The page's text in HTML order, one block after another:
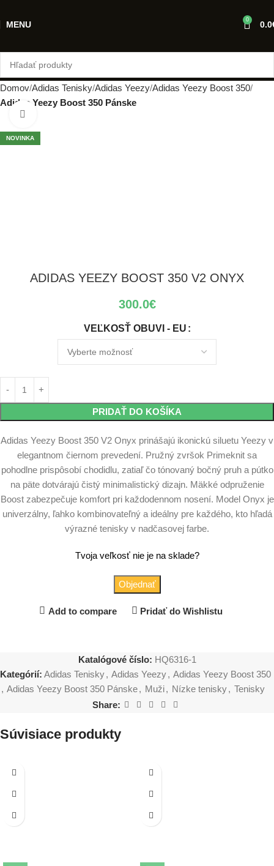
MENU 0 0.0
Domov Adidas Tenisky Adidas Yeezy Adidas Yeezy Boost 350
Adidas Yeezy Boost 350 Pánske
NOVINKA
ADIDAS YEEZY BOOST 350 V2 ONYX
300.0€
VEĽKOSŤ OBUVI - EU
PRIDAŤ DO KOŠÍKA
Adidas Yeezy Boost 350 V2 Onyx prinášajú ikonickú siluetu Yeezy v
elegantnom čiernom prevedení. Pružný zvršok Primeknit sa
pohodlne prispôsobí chodidlu, zatiaľ čo tónovaný bočný pruh a pútko
na päte dotvárajú čistý minimalistický dizajn. Mäkké odpruženie
Boost zabezpečuje komfort pri každodennom nosení. Model Onyx je
univerzálny, ľahko kombinovateľný a ideálny pre každého, kto hľadá
výrazné tenisky v nadčasovej farbe.
Tvoja veľkosť nie je na sklade?
Objednať
Add to compare Pridať do Wishlistu
Katalógové číslo: HQ6316-1
Kategórií: Adidas Tenisky, Adidas Yeezy, Adidas Yeezy Boost 350
, Adidas Yeezy Boost 350 Pánske, Muži, Nízke tenisky, Tenisky
Share:
Súvisiace produkty